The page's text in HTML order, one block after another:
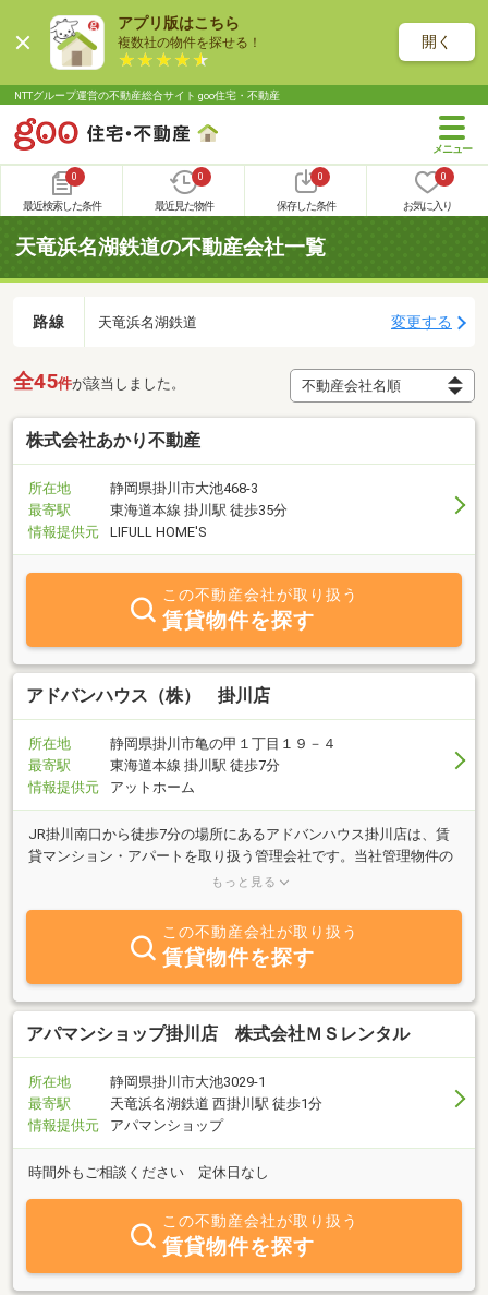
アプリ版はこちら
複数社の物件を探せる！ 開く
NTTグループ運営の不動産総合サイト goo住宅・不動産
0
最近検索した条件
0
最近見た物件
0
保存した条件
0
お気に入り
天竜浜名湖鉄道の不動産会社一覧
路線 天竜浜名湖鉄道 変更する
全45件が該当しました。
株式会社あかり不動産
所在地
静岡県掛川市大池468-3
最寄駅
東海道本線 掛川駅 徒歩35分
情報提供元
LIFULL HOME'S
この不動産会社が取り扱う
賃貸物件を探す
アドバンハウス（株） 掛川店
所在地
静岡県掛川市亀の甲１丁目１９－４
最寄駅
東海道本線 掛川駅 徒歩7分
情報提供元
アットホーム
JR掛川南口から徒歩7分の場所にあるアドバンハウス掛川店は、賃
貸マンション・アパートを取り扱う管理会社です。当社管理物件の
みのご紹介となりますが、物件に関するご質問等お気軽にお問合せ
もっと見る
この不動産会社が取り扱う
賃貸物件を探す
アパマンショップ掛川店 株式会社ＭＳレンタル
所在地
静岡県掛川市大池3029-1
最寄駅
天竜浜名湖鉄道 西掛川駅 徒歩1分
情報提供元
アパマンショップ
時間外もご相談ください 定休日なし
この不動産会社が取り扱う
賃貸物件を探す